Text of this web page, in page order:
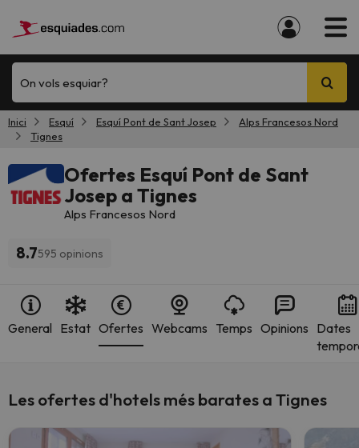
On vols esquiar?
Inici Esquí Esquí Pont de Sant Josep
Alps Francesos Nord
Tignes
Ofertes Esquí Pont de Sant
Josep a Tignes
Alps Francesos Nord
8.7595 opinions
General Estat Ofertes Webcams Temps Opinions Dates
Les ofertes d'hotels més barates a Tignes